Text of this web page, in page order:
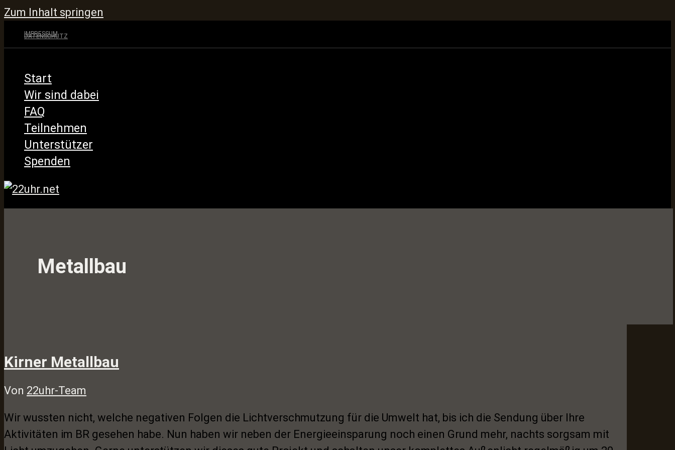
Zum Inhalt springen
IMPRESSUM
DATENSCHUTZ
Start
Wir sind dabei
FAQ
Teilnehmen
Unterstützer
Spenden
Metallbau
Kirner Metallbau
Von 22uhr-Team
Wir wussten nicht, welche negativen Folgen die Lichtverschmutzung für die Umwelt hat, bis ich die Sendung über Ihre
Aktivitäten im BR gesehen habe. Nun haben wir neben der Energieeinsparung noch einen Grund mehr, nachts sorgsam mit